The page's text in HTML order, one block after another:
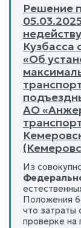
Решение
Кузбасса
«Об
АО
Из
Положения
что затраты
проверке на